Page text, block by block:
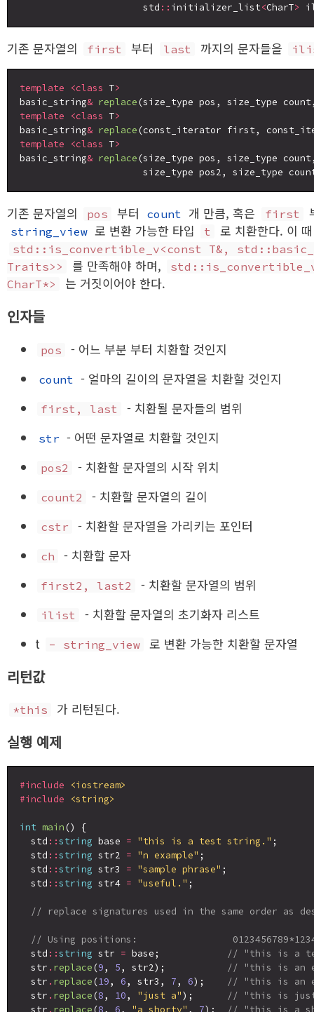
                      std
:: initializer_list<CharT>
기존 문자열의 first 부터 last 까지의 문자들을
template <class T>
basic_string& replace (size_type pos, size_type
template
<class T>
basic_string& replace (const_iterator first,
template
<class T>
basic_string& replace (size_type pos, size_type
size_type pos2, size_type
기존 문자열의 pos 부터 count 개 만큼, 혹은 first
string_view 로 변환 가능한 타입 t 로 치환한다. 이
std::is_convertible_v<const T&,
Traits>>
를 만족해야 하며,
CharT*>
는 거짓이어야 한다.
인자들
pos - 어느 부분 부터 치환할 것인지
count - 얼마의 길이의 문자열을 치환할 것인지
first, last - 치환될 문자들의 범위
str - 어떤 문자열로 치환할 것인지
pos2 - 치환할 문자열의 시작 위치
count2 - 치환할 문자열의 길이
cstr - 치환할 문자열을 가리키는 포인터
ch - 치환할 문자
first2, last2 - 치환할 문자열의 범위
ilist
- 치환할 문자열의 초기화자 리스트
t
- string_view 로 변환 가능한 치환할 문자열
리턴값
*this 가 리턴된다.
실행 예제
#include
<iostream>
#include
<string>
int main () {
  std
::string base = "this is a test string." ;
  std
::string str2 = "n example" ;
  std
::string str3 = "sample phrase" ;
  std
::string str4 = "useful." ;
// replace signatures used in the same order as
// Using positions:
  std
::string str = base;
// "this is a
  str
. replace (9, 5, str2);
// "this is an
  str
. replace (19, 6, str3, 7, 6);
// "this is an
  str
. replace (8, 10, "just a");
// "this is